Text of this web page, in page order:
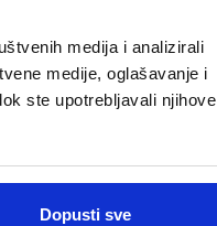
medija i analizirali
medije, oglašavanje i
ste upotrebljavali njihove
Dopusti sve